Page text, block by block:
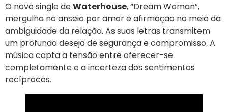
O novo single deWaterhouse, “Dream Woman”,
mergulha no anseio por amor e afirmação no meio da
ambiguidade da relação. As suas letras transmitem
um profundo desejo de segurança e compromisso. A
música capta a tensão entre oferecer-se
completamente e a incerteza dos sentimentos
recíprocos.